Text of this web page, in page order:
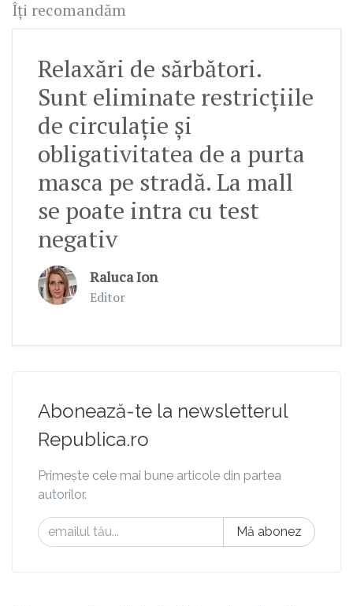
Îți recomandăm
Relaxări de sărbători.
Sunt eliminate restricțiile
de circulație și
obligativitatea de a purta
masca pe stradă. La mall
se poate intra cu test
negativ
Raluca Ion
Editor
Abonează-te la newsletterul
Republica.ro
Primește cele mai bune articole din partea
autorilor.
Mă abonez